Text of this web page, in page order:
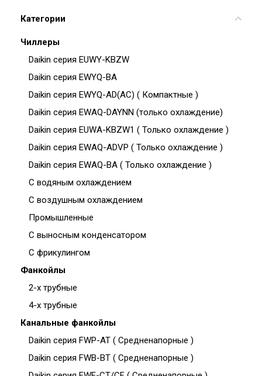
Категории
Чиллеры
Daikin серия EUWY-KBZW
Daikin серия EWYQ-BA
Daikin серия EWYQ-AD(AC) ( Компактные )
Daikin серия EWAQ-DAYNN (только охлаждение)
Daikin серия EUWA-KBZW1 ( Только охлаждение )
Daikin серия EWAQ-ADVP ( Только охлаждение )
Daikin серия EWAQ-BA ( Только охлаждение )
С водяным охлаждением
С воздушным охлаждением
Промышленные
С выносным конденсатором
С фрикулингом
Фанкойлы
2-х трубные
4-х трубные
Канальные фанкойлы
Daikin серия FWP-AT ( Средненапорные )
Daikin серия FWB-BT ( Средненапорные )